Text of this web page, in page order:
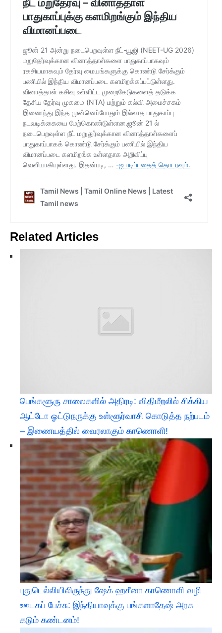
Related Articles
பெங்களூரு சாலைகளில் அதிரடி: விதிமீறலில் சிக்கிய
ஆட்டோ ஓட்டுநருக்கு உள்ளூர்வாசி கொடுத்த நற்படம்
– இணையத்தில் வைரலாகும் காணொளி!
புதுடெல்லியிலிருந்து ஷேக் ஹசீனா காணொளி வழி
ஊடகப் பேச்சு: இந்தியாவுக்கு பங்களாதேஷ் அரசு
கடும் கண்டனம்!